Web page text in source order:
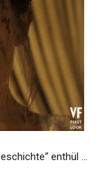
enthül ...